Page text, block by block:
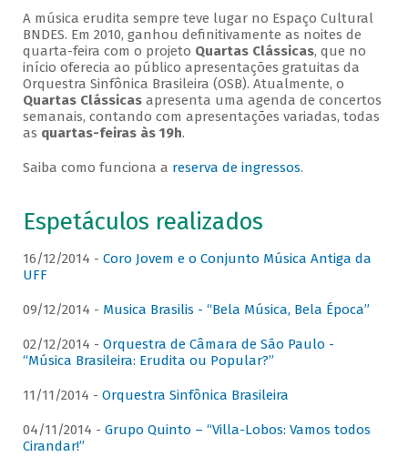
A música erudita sempre teve lugar no Espaço Cultural
BNDES. Em 2010, ganhou definitivamente as noites de
quarta-feira com o projeto Quartas Clássicas, que no
início oferecia ao público apresentações gratuitas da
Orquestra Sinfônica Brasileira (OSB). Atualmente, o
Quartas Clássicasapresenta uma agenda de concertos
semanais, contando com apresentações variadas, todas
as quartas-feiras às 19h.
Saiba como funciona a reserva de ingressos.
Espetáculos realizados
16/12/2014 - Coro Jovem e o Conjunto Música Antiga da
UFF
09/12/2014 - Musica Brasilis - “Bela Música, Bela Época”
02/12/2014 - Orquestra de Câmara de São Paulo -
“Música Brasileira: Erudita ou Popular?”
11/11/2014 - Orquestra Sinfônica Brasileira
04/11/2014 - Grupo Quinto – “Villa-Lobos: Vamos todos
Cirandar!”